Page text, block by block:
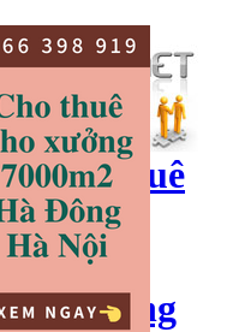
cho thuê
cho
thuê
hải dương